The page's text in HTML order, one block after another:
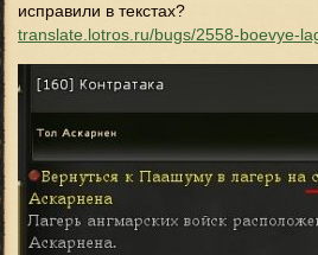
исправили в текстах?
translate.lotros.ru/bugs/2558-boevye-